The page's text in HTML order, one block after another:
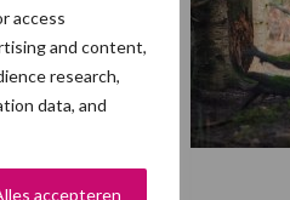
access
and content,
research,
data, and
accepteren